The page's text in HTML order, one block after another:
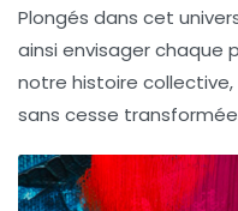
Plongés dans cet
ainsi envisager chaque
notre histoire
sans cesse